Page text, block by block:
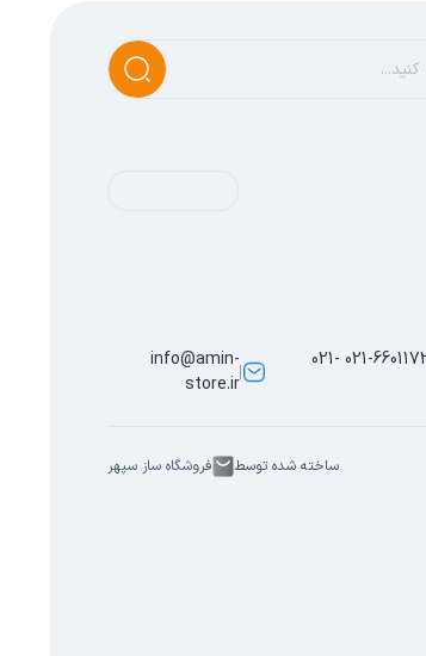
021-66010844 021-66011722 021-
info@amin-
store.ir
ساخته شده توسط فروشگاه ساز سپهر